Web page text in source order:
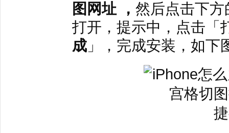
图网址 ， 然后点击下方
打开，提示中，点击「
成 」，完成安装，如下